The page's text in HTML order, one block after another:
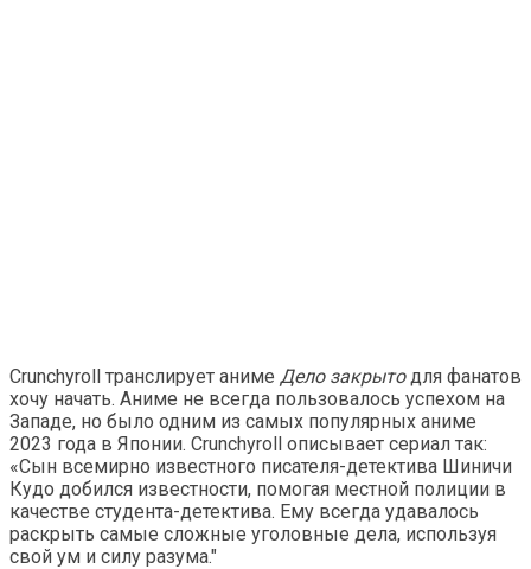
Crunchyroll транслирует аниме Дело закрытодля фанатов
хочу начать. Аниме не всегда пользовалось успехом на
Западе, но было одним из самых популярных аниме
2023 года в Японии. Crunchyroll описывает сериал так:
«Сын всемирно известного писателя-детектива Шиничи
Кудо добился известности, помогая местной полиции в
качестве студента-детектива. Ему всегда удавалось
раскрыть самые сложные уголовные дела, используя
свой ум и силу разума."